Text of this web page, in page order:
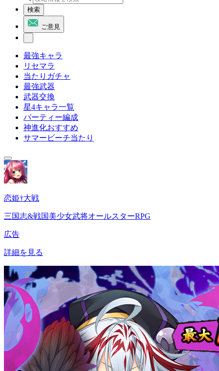
検索
ご意見
最強キャラ
リセマラ
当たりガチャ
最強武器
武器交換
星4キャラ一覧
パーティー編成
神進化おすすめ
サマービーチ当たり
恋姫†大戦
三国志&戦国美少女武将オールスターRPG
広告
詳細を見る